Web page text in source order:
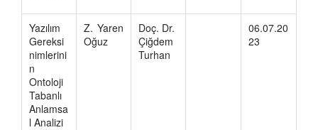
Yazılım
Gereksi
nimlerini
n
Ontoloji
Tabanlı
Anlamsa
l Analizi
Z. Yaren
Oğuz
Doç. Dr.
Çiğdem
Turhan
06.07.20
23